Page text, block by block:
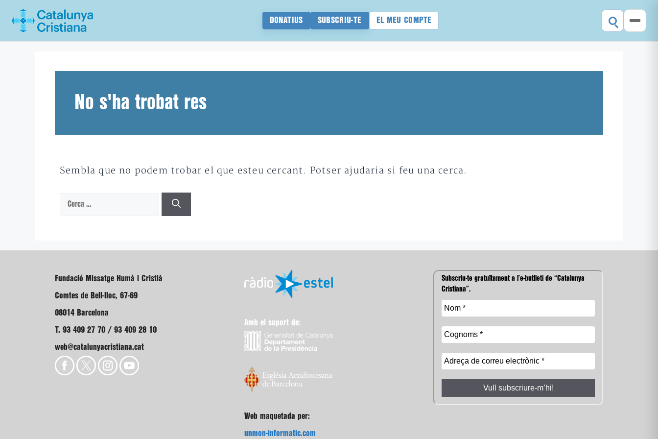
DONATIUS SUBSCRIU-TE EL MEU COMPTE
No s'ha trobat res
Sembla que no podem trobar el que esteu cercant. Potser ajudaria si feu una cerca.
Cerca:
Fundació Missatge Humà i Cristià
Comtes de Bell-lloc, 67-69
08014 Barcelona
T. 93 409 27 70 / 93 409 28 10
web@catalunyacristiana.cat
Amb el suport de:
Web maquetada per:
unmon-informatic.com
Subscriu-te gratuïtament a l’e-butlletí de “Catalunya
Cristiana”.